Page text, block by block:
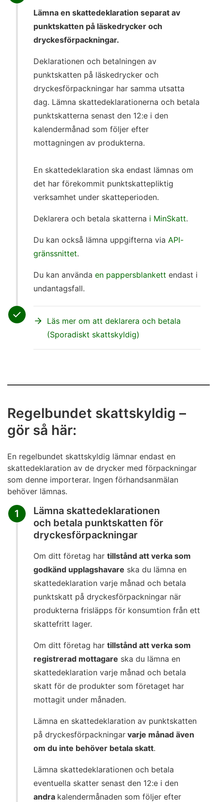
Lämna en skattedeklaration separat av
punktskatten på läskedrycker och
dryckesförpackningar.
Deklarationen och betalningen av
punktskatten på läskedrycker och
dryckesförpackningar har samma utsatta
dag. Lämna skattedeklarationerna och betala
punktskatterna senast den 12:e i den
kalendermånad som följer efter
mottagningen av produkterna.
En skattedeklaration ska endast lämnas om
det har förekommit punktskattepliktig
verksamhet under skatteperioden.
Deklarera och betala skatterna i MinSkatt.
Du kan också lämna uppgifterna via API-
gränssnittet.
Du kan använda en pappersblankett endast i
undantagsfall.
Läs mer om att deklarera och betala
(Sporadiskt skattskyldig)
Regelbundet skattskyldig –
gör så här:
En regelbundet skattskyldig lämnar endast en
skattedeklaration av de drycker med förpackningar
som denne importerar. Ingen förhandsanmälan
behöver lämnas.
1
Lämna skattedeklarationen
och betala punktskatten för
dryckesförpackningar
Om ditt företag har tillstånd att verka som
godkänd upplagshavare ska du lämna en
skattedeklaration varje månad och betala
punktskatt på dryckesförpackningar när
produkterna frisläpps för konsumtion från ett
skattefritt lager.
Om ditt företag har tillstånd att verka som
registrerad mottagare ska du lämna en
skattedeklaration varje månad och betala
skatt för de produkter som företaget har
mottagit under månaden.
Lämna en skattedeklaration av punktskatten
på dryckesförpackningar varje månad även
om du inte behöver betala skatt.
Lämna skattedeklarationen och betala
eventuella skatter senast den 12:e i den
andra kalendermånaden som följer efter